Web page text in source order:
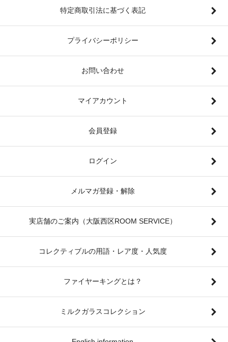
特定商取引法に基づく表記
プライバシーポリシー
お問い合わせ
マイアカウント
会員登録
ログイン
メルマガ登録・解除
実店舗のご案内（大阪西区ROOM SERVICE）
コレクティブルの用語・レア度・人気度
ファイヤーキングとは？
ミルクガラスコレクション